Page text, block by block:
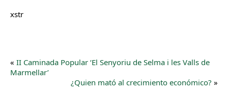
xstr
« II Caminada Popular ‘El Senyoriu de Selma i les Valls de
Marmellar’
¿Quien mató al crecimiento económico? »